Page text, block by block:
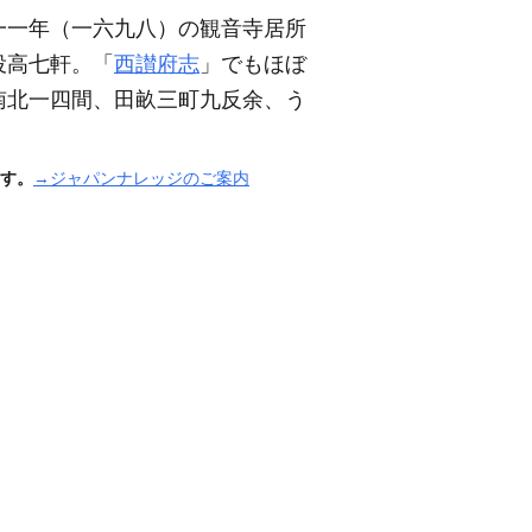
一年 （一六九八） の観音寺居所
七軒。「 西讃府志 」でもほぼ
一四間、田畝三町九反余、う
。 →ジャパンナレッジのご案内